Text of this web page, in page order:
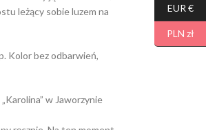
leżący sobie luzem na
Kolor bez odbarwień,
w Jaworzynie
EUR €
PLN zł